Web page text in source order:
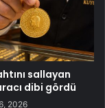
sallayan
dibi gördü
2026